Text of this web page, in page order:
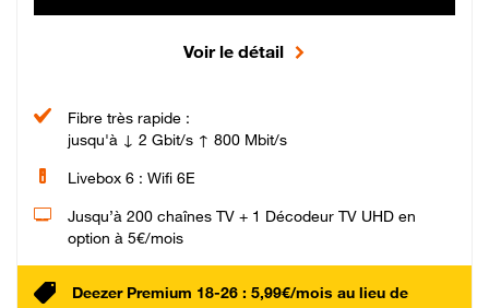
Voir le détail
Fibre très rapide :
jusqu'à ↓ 2 Gbit/s ↑ 800 Mbit/s
Livebox 6 : Wifi 6E
Jusqu’à 200 chaînes TV + 1 Décodeur TV UHD en
option à 5€/mois
Deezer Premium 18-26 : 5,99€/mois au lieu de